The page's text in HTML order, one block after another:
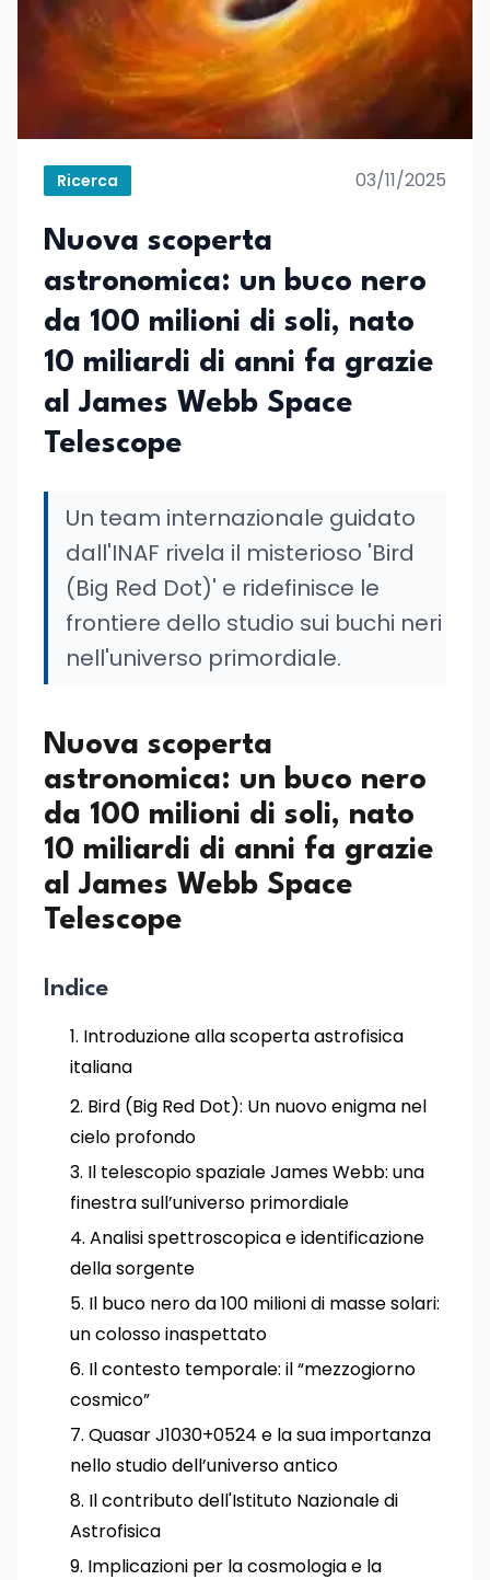
Ricerca 03/11/2025
Nuova scoperta
astronomica: un buco nero
da 100 milioni di soli, nato
10 miliardi di anni fa grazie
al James Webb Space
Telescope
Un team internazionale guidato
dall'INAF rivela il misterioso 'Bird
(Big Red Dot)' e ridefinisce le
frontiere dello studio sui buchi neri
nell'universo primordiale.
Nuova scoperta
astronomica: un buco nero
da 100 milioni di soli, nato
10 miliardi di anni fa grazie
al James Webb Space
Telescope
Indice
Introduzione alla scoperta astrofisica
italiana
Bird (Big Red Dot): Un nuovo enigma nel
cielo profondo
Il telescopio spaziale James Webb: una
finestra sull’universo primordiale
Analisi spettroscopica e identificazione
della sorgente
Il buco nero da 100 milioni di masse solari:
un colosso inaspettato
Il contesto temporale: il “mezzogiorno
cosmico”
Quasar J1030+0524 e la sua importanza
nello studio dell’universo antico
Il contributo dell'Istituto Nazionale di
Astrofisica
Implicazioni per la cosmologia e la